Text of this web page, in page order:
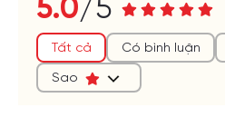
5.0/5 (*)(*) (*) (*) (*)
Tất cả Có bình luận
Sao